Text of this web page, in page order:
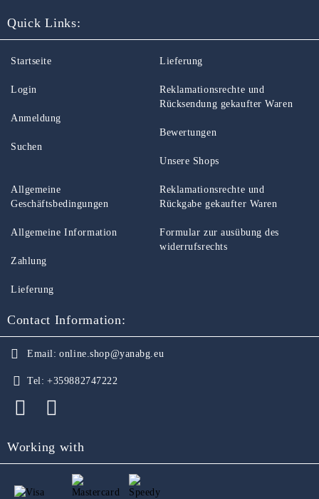
Quick Links:
Startseite
Login
Anmeldung
Suchen
Lieferung
Reklamationsrechte und
Rücksendung gekaufter Waren
Bewertungen
Unsere Shops
Allgemeine
Geschäftsbedingungen
Allgemeine Information
Zahlung
Lieferung
Reklamationsrechte und
Rückgabe gekaufter Waren
Formular zur ausübung des
widerrufsrechts
Contact Information:
Email: online.shop@yanabg.eu
Tel: +359882747222
Working with